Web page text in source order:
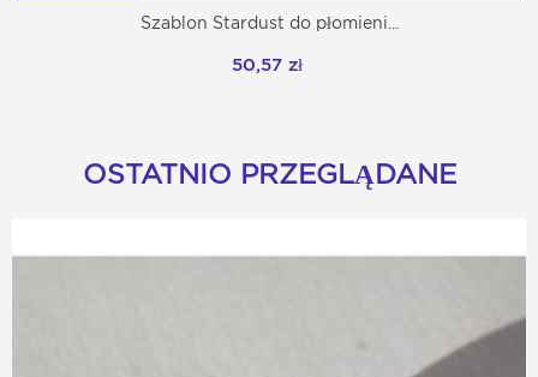
Szablon Stardust do płomieni...
50,57 zł
OSTATNIO PRZEGLĄDANE